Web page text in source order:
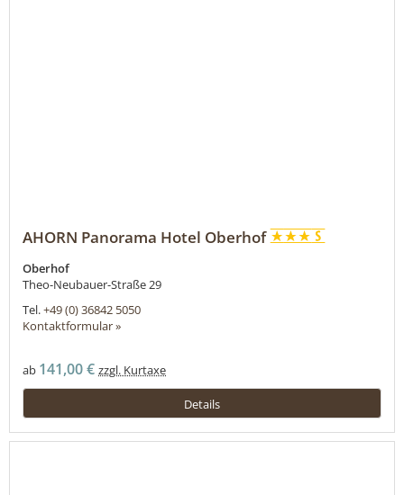
AHORN Panorama Hotel Oberhof
Oberhof
Theo-Neubauer-Straße 29
Tel.+49 (0) 36842 5050
Kontaktformular »
ab 141,00 € zzgl. Kurtaxe
Details